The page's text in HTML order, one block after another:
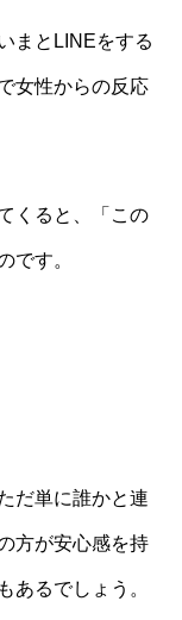
まとLINEをする
女性からの反応
くると、「この
です。
だ単に誰かと連
方が安心感を持
あるでしょう。